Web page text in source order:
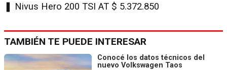
❚ Nivus Hero 200 TSI AT $ 5.372.850
TAMBIÉN TE PUEDE INTERESAR
Conocé los datos técnicos del
nuevo Volkswagen Taos